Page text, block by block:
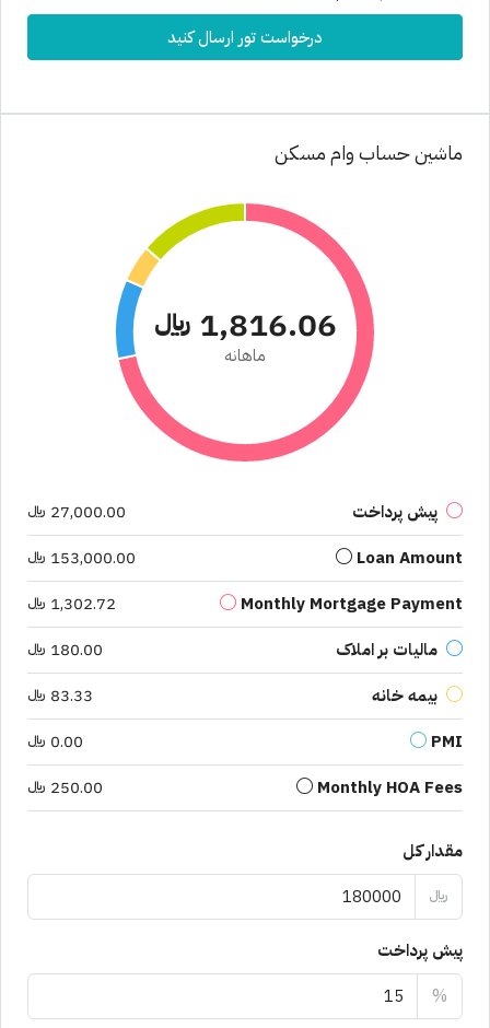
درخواست تور ارسال کنید
ماشین حساب وام مسکن
1,816.06 ﷼
ماهانه
پیش پرداخت
27,000.00 ﷼
Loan Amount
153,000.00 ﷼
Monthly Mortgage Payment
1,302.72 ﷼
مالیات بر املاک
180.00 ﷼
بیمه خانه
83.33 ﷼
PMI
0.00 ﷼
Monthly HOA Fees
250.00 ﷼
مقدار کل
﷼
پیش پرداخت
%